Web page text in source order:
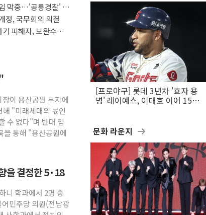
막중…'공룡경찰' 우
정, 국무회의 의결
피해자, 보완수사
이 용산공원 부지에
"미래세대의 몫인
수 없다"며 반대 입
을 통해 "용산공원에
을 결정한 5·18
니 학과에서 2명 중
민주당 의원(전남광
[프로야구] 롯데 3년차 '효자 용
병' 레이예스, 이대호 이어 15년
문화 라운지